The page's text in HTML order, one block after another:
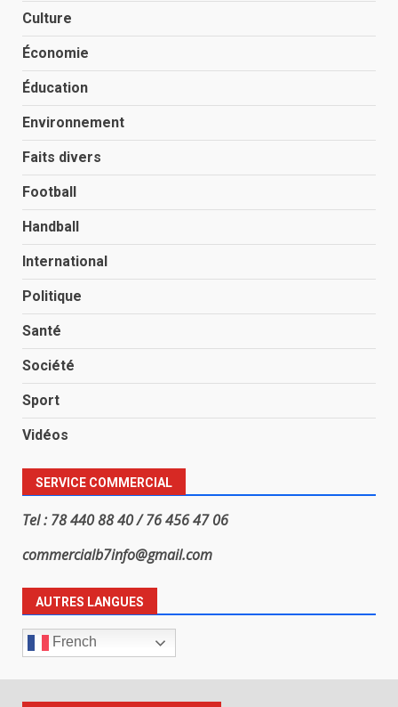
Culture
Économie
Éducation
Environnement
Faits divers
Football
Handball
International
Politique
Santé
Société
Sport
Vidéos
SERVICE COMMERCIAL
Tel : 78 440 88 40 / 76 456 47 06
commercialb7info@gmail.com
AUTRES LANGUES
French